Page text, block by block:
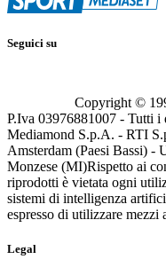
Seguici su
Copyright ©
P.Iva 03976881007 - Tutti
Mediamond S.p.A. - RTI
Amsterdam (Paesi Bassi)
Monzese (MI)Rispetto ai
riprodotti è vietata ogni
sistemi di intelligenza
espresso di utilizzare mezzi
Legal